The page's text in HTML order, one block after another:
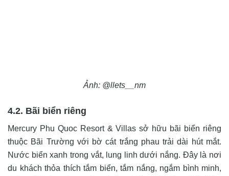
Ảnh: @llets__nm
4.2. Bãi biển riêng
Mercury Phu Quoc Resort & Villas sở hữu bãi biển riêng
thuộc Bãi Trường với bờ cát trắng phau trải dài hút mắt.
Nước biển xanh trong vắt, lung linh dưới nắng. Đây là nơi
du khách thỏa thích tắm biển, tắm nắng, ngắm bình minh,